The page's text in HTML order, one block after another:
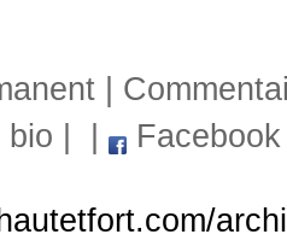
bio Facebook